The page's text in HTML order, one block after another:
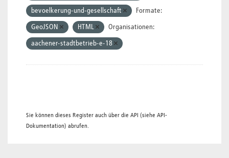
bevoelkerung-und-gesellschaft Formate:
GeoJSON HTML Organisationen:
aachener-stadtbetrieb-e-18
Sie können dieses Register auch über die API (siehe API-
Dokumentation) abrufen.